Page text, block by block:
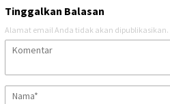
Tinggalkan Balasan
Alamat email Anda tidak akan dipublikasikan.